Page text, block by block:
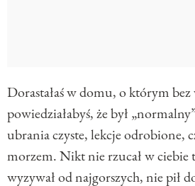
Dorastałaś w domu, o którym bez
powiedziałabyś, że był
ubrania czyste, lekcje odrobione,
morzem. Nikt nie rzucał w ciebie
wyzywał od najgorszych, nie pił